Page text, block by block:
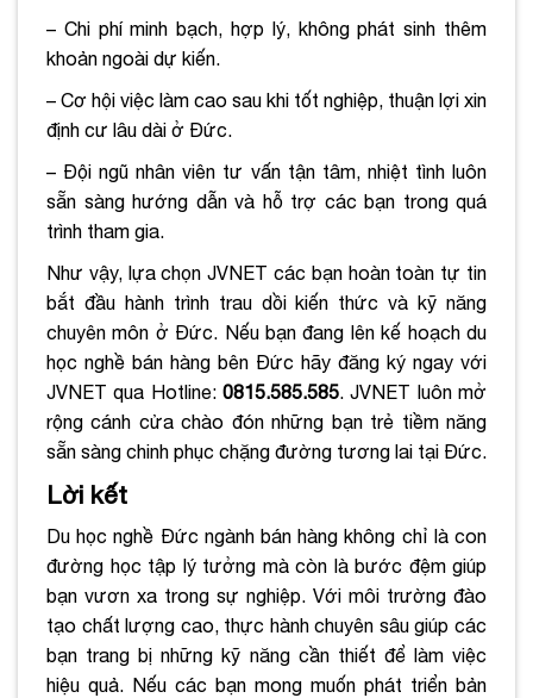
– Chi phí minh bạch, hợp lý, không phát sinh thêm
khoản ngoài dự kiến.
– Cơ hội việc làm cao sau khi tốt nghiệp, thuận lợi xin
định cư lâu dài ở Đức.
– Đội ngũ nhân viên tư vấn tận tâm, nhiệt tình luôn
sẵn sàng hướng dẫn và hỗ trợ các bạn trong quá
trình tham gia.
Như vậy, lựa chọn JVNET các bạn hoàn toàn tự tin
bắt đầu hành trình trau dồi kiến thức và kỹ năng
chuyên môn ở Đức. Nếu bạn đang lên kế hoạch du
học nghề bán hàng bên Đức hãy đăng ký ngay với
JVNET qua Hotline: 0815.585.585. JVNET luôn mở
rộng cánh cửa chào đón những bạn trẻ tiềm năng
sẵn sàng chinh phục chặng đường tương lai tại Đức.
Lời kết
Du học nghề Đức ngành bán hàng không chỉ là con
đường học tập lý tưởng mà còn là bước đệm giúp
bạn vươn xa trong sự nghiệp. Với môi trường đào
tạo chất lượng cao, thực hành chuyên sâu giúp các
bạn trang bị những kỹ năng cần thiết để làm việc
hiệu quả. Nếu các bạn mong muốn phát triển bản